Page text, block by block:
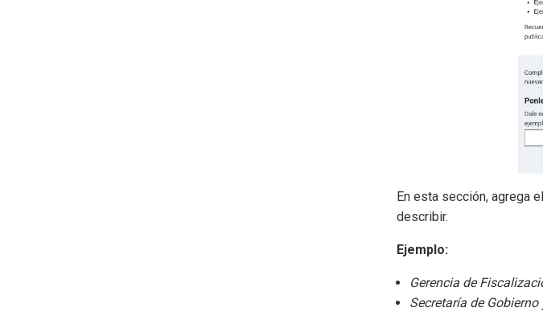
En esta sección, agrega
describir.
Ejemplo:
Gerencia de
Secretaría de